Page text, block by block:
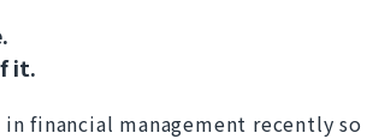
it.
financial management recently